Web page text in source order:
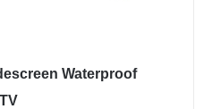
Waterproof